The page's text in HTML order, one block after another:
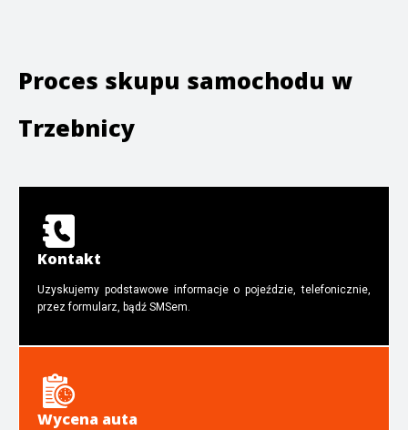
Proces skupu samochodu w
Trzebnicy
Kontakt
Uzyskujemy podstawowe informacje o pojeździe, telefonicznie,
przez formularz, bądź SMSem.
Wycena auta